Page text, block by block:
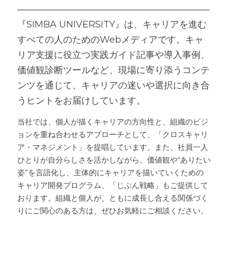
―――――――――――――――――――――
『SIMBA UNIVERSITY』は、キャリアを進む
すべての人のためのWebメディアです。キャ
リア支援に役立つ実践ガイド記事や導入事例、
価値観診断ツールなど、現場に寄り添うコンテ
ンツを通じて、キャリアの迷いや選択に向き合
うヒントをお届けしています。
当社では、個人が描くキャリアの方向性と、組織のビジ
ョンを重ね合わせるアプローチとして、「クロスキャリ
ア・マネジメント」を提唱しています。また、社員一人
ひとりが自分らしさを活かしながら、価値観や“ありたい
姿”を言語化し、主体的にキャリアを描いていくための
キャリア開発プログラム、「じぶん戦略」もご提供して
おります。組織と個人が、ともに成長し合える関係づく
りにご関心のある方は、ぜひお気軽にご相談ください。